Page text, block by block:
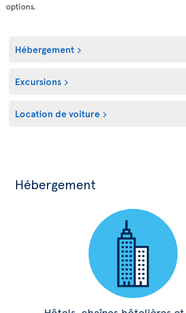
options.
Hébergement
Excursions
Location de voiture
Hébergement